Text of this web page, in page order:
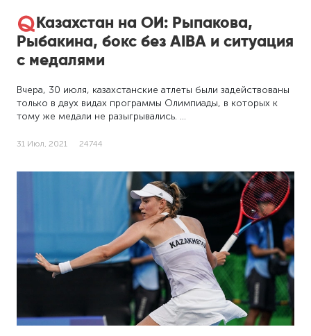
Казахстан на ОИ: Рыпакова,
Рыбакина, бокс без AIBA и ситуация
с медалями
Вчера, 30 июля, казахстанские атлеты были задействованы
только в двух видах программы Олимпиады, в которых к
тому же медали не разыгрывались. …
31 Июл, 2021 24744